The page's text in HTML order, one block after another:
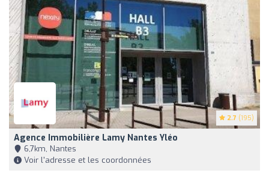
2.7 (195)
Agence Immobilière Lamy Nantes Yléo
6,7km, Nantes
Voir l'adresse et les coordonnées